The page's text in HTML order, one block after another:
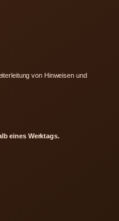
von Hinweisen und
eines Werktags.